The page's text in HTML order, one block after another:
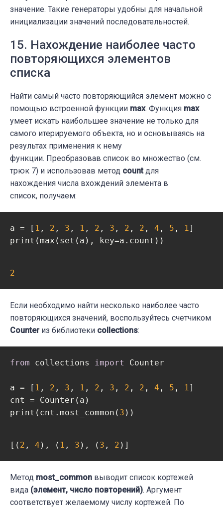
значение. Такие генераторы удобны для начальной
инициализации значений последовательностей.
15. Нахождение наиболее часто
повторяющихся элементов
списка
Найти самый часто повторяющийся элемент можно с
помощью встроенной функции max. Функция max
умеет искать наибольшее значение не только для
самого итерируемого объекта, но и основываясь на
результах применения к нему
функции. Преобразовав список во множество (см.
трюк 7) и использовав метод countдля
нахождения числа вхождений элемента в
список, получаем:
a = [ 1 , 2 , 3 , 1 , 2 , 3 , 2 , 2 , 4 , 5 , 1]
print(max(set(a), key=a.count))
2
Если необходимо найти несколько наиболее часто
повторяющихся значений, воспользуйтесь счетчиком
Counterиз библиотеки collections:
from collections import Counter
a = [ 1 , 2 , 3 , 1 , 2 , 3 , 2 , 2 , 4 , 5 , 1]
cnt = Counter(a)
print(cnt.most_common( 3 ))
[( 2 , 4 ), ( 1 , 3 ), ( 3 , 2 )]
Метод most_common выводит список кортежей
вида (элемент, число повторений). Аргумент
соответствует желаемому числу кортежей. По